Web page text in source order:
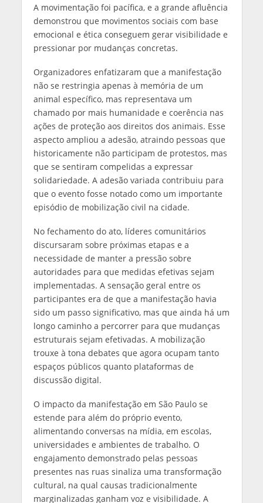
A movimentação foi pacífica, e a grande afluência
demonstrou que movimentos sociais com base
emocional e ética conseguem gerar visibilidade e
pressionar por mudanças concretas.
Organizadores enfatizaram que a manifestação
não se restringia apenas à memória de um
animal específico, mas representava um
chamado por mais humanidade e coerência nas
ações de proteção aos direitos dos animais. Esse
aspecto ampliou a adesão, atraindo pessoas que
historicamente não participam de protestos, mas
que se sentiram compelidas a expressar
solidariedade. A adesão variada contribuiu para
que o evento fosse notado como um importante
episódio de mobilização civil na cidade.
No fechamento do ato, líderes comunitários
discursaram sobre próximas etapas e a
necessidade de manter a pressão sobre
autoridades para que medidas efetivas sejam
implementadas. A sensação geral entre os
participantes era de que a manifestação havia
sido um passo significativo, mas que ainda há um
longo caminho a percorrer para que mudanças
estruturais sejam efetivadas. A mobilização
trouxe à tona debates que agora ocupam tanto
espaços públicos quanto plataformas de
discussão digital.
O impacto da manifestação em São Paulo se
estende para além do próprio evento,
alimentando conversas na mídia, em escolas,
universidades e ambientes de trabalho. O
engajamento demonstrado pelas pessoas
presentes nas ruas sinaliza uma transformação
cultural, na qual causas tradicionalmente
marginalizadas ganham voz e visibilidade. A